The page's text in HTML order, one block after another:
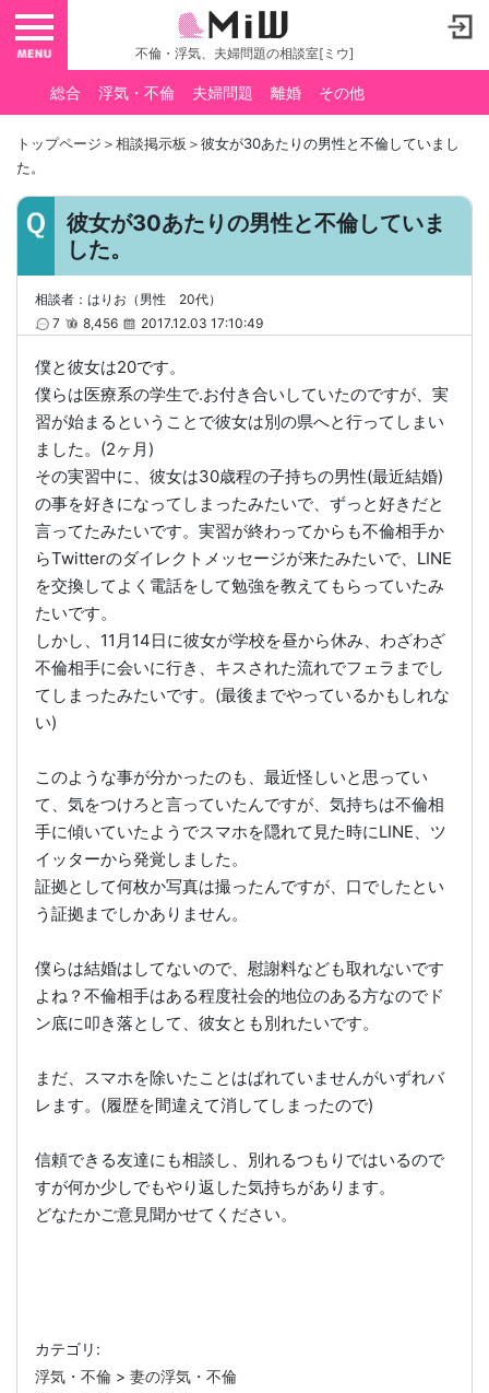
toggle navigation
不倫・浮気、夫婦問題の相談室[ミウ]
総合 浮気・不倫 夫婦問題 離婚 その他
トップページ ＞相談掲示板 ＞彼女が30あたりの男性と不倫していまし
た。
彼女が30あたりの男性と不倫していま
した。
相談者：はりお（男性 20代）
7
8,456 2017.12.03 17:10:49
僕と彼女は20です。
僕らは医療系の学生で.お付き合いしていたのですが、実
習が始まるということで彼女は別の県へと行ってしまい
ました。(2ヶ月)
その実習中に、彼女は30歳程の子持ちの男性(最近結婚)
の事を好きになってしまったみたいで、ずっと好きだと
言ってたみたいです。実習が終わってからも不倫相手か
らTwitterのダイレクトメッセージが来たみたいで、LINE
を交換してよく電話をして勉強を教えてもらっていたみ
たいです。
しかし、11月14日に彼女が学校を昼から休み、わざわざ
不倫相手に会いに行き、キスされた流れでフェラまでし
てしまったみたいです。(最後までやっているかもしれな
い)
このような事が分かったのも、最近怪しいと思ってい
て、気をつけろと言っていたんですが、気持ちは不倫相
手に傾いていたようでスマホを隠れて見た時にLINE、ツ
イッターから発覚しました。
証拠として何枚か写真は撮ったんですが、口でしたとい
う証拠までしかありません。
僕らは結婚はしてないので、慰謝料なども取れないです
よね？不倫相手はある程度社会的地位のある方なのでド
ン底に叩き落として、彼女とも別れたいです。
まだ、スマホを除いたことはばれていませんがいずれバ
レます。(履歴を間違えて消してしまったので)
信頼できる友達にも相談し、別れるつもりではいるので
すが何か少しでもやり返した気持ちがあります。
どなたかご意見聞かせてください。
カテゴリ:
浮気・不倫 > 妻の浮気・不倫